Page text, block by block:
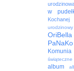
w
urodzinowy
OriBella
PaNaKo
świąteczne
album